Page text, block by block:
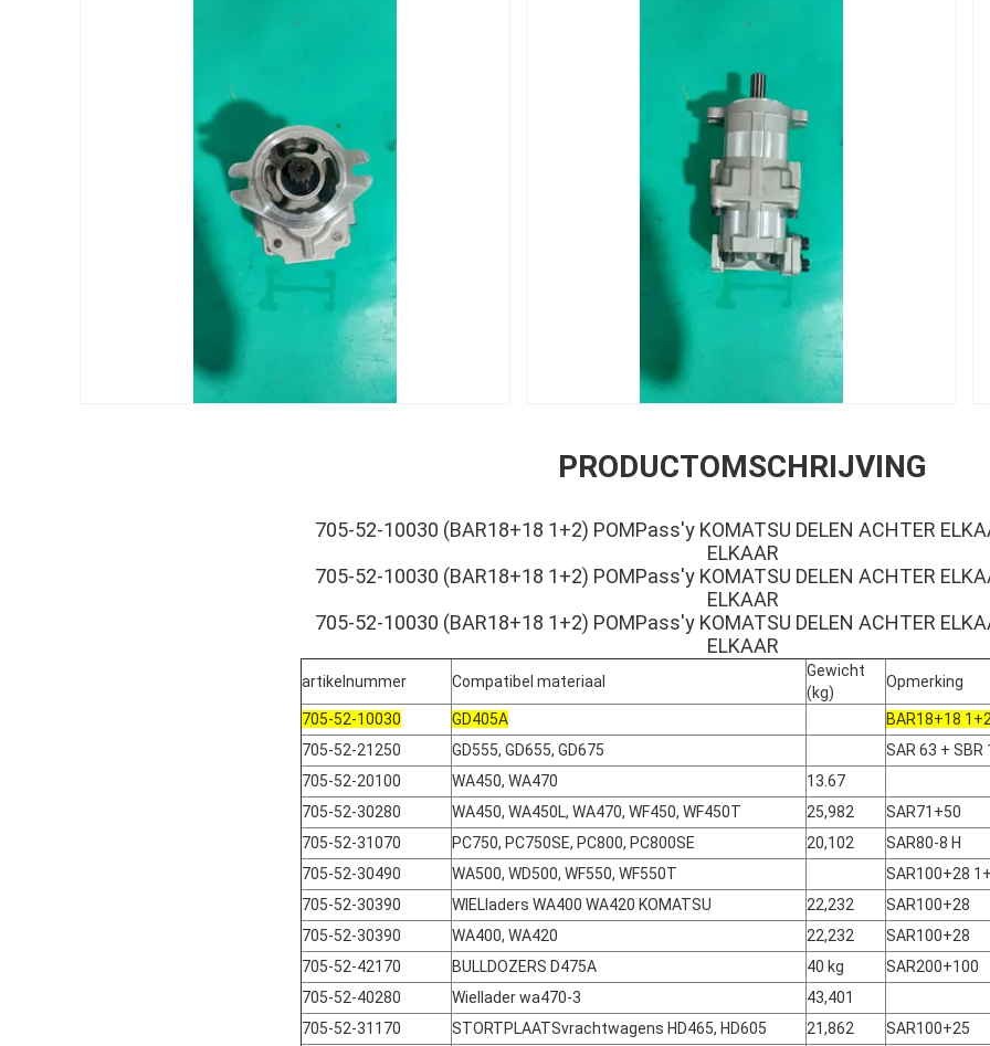
PRODUCTOMSCHRIJVING
705-52-10030 (BAR18+18 1+2) POMPass'y KOMATSU DELEN ACHTER
ELKAAR
705-52-10030 (BAR18+18 1+2) POMPass'y KOMATSU DELEN ACHTER
ELKAAR
705-52-10030 (BAR18+18 1+2) POMPass'y KOMATSU DELEN ACHTER
ELKAAR
artikelnummer Compatibel materiaal
Gewicht
(kg)
Opmerking
705-52-10030 GD405A
BAR18+18
705-52-21250
GD555, GD655, GD675
SAR 63 + SBR
705-52-20100
WA450, WA470
13.67
705-52-30280
WA450, WA450L, WA470, WF450, WF450T 25,982
SAR71+50
705-52-31070
PC750, PC750SE, PC800, PC800SE 20,102
SAR80-8 H
705-52-30490
WA500, WD500, WF550, WF550T
SAR100+28
705-52-30390
WIELladers WA400 WA420 KOMATSU 22,232
SAR100+28
705-52-30390
WA400, WA420 22,232
SAR100+28
705-52-42170
BULLDOZERS D475A 40 kg
SAR200+100
705-52-40280
Wiellader wa470-3
43,401
705-52-31170
STORTPLAATSvrachtwagens HD465, HD605 21,862 SAR100+25